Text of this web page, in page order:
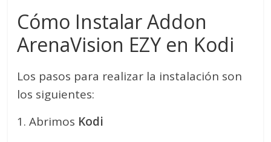
Cómo Instalar Addon
ArenaVision EZY en Kodi
Los pasos para realizar la instalación son
los siguientes:
1. Abrimos Kodi